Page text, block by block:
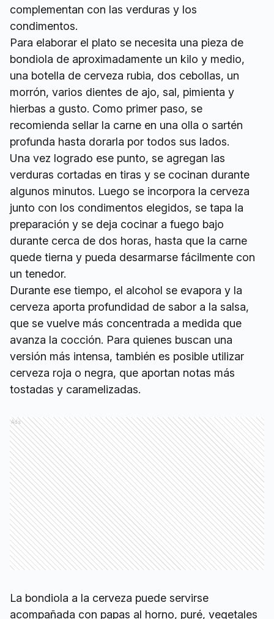
complementan con las verduras y los
condimentos.
Para elaborar el plato se necesita una pieza de
bondiola de aproximadamente un kilo y medio,
una botella de cerveza rubia, dos cebollas, un
morrón, varios dientes de ajo, sal, pimienta y
hierbas a gusto. Como primer paso, se
recomienda sellar la carne en una olla o sartén
profunda hasta dorarla por todos sus lados.
Una vez logrado ese punto, se agregan las
verduras cortadas en tiras y se cocinan durante
algunos minutos. Luego se incorpora la cerveza
junto con los condimentos elegidos, se tapa la
preparación y se deja cocinar a fuego bajo
durante cerca de dos horas, hasta que la carne
quede tierna y pueda desarmarse fácilmente con
un tenedor.
Durante ese tiempo, el alcohol se evapora y la
cerveza aporta profundidad de sabor a la salsa,
que se vuelve más concentrada a medida que
avanza la cocción. Para quienes buscan una
versión más intensa, también es posible utilizar
cerveza roja o negra, que aportan notas más
tostadas y caramelizadas.
Ads
La bondiola a la cerveza puede servirse
acompañada con papas al horno, puré, vegetales